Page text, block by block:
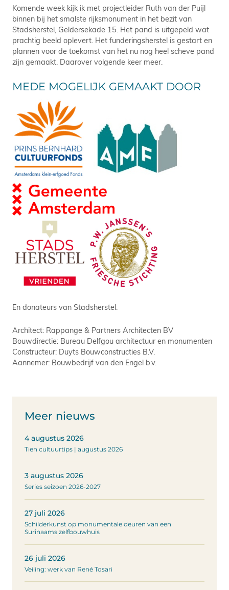
Komende week kijk ik met projectleider Ruth van der Puijl
binnen bij het smalste rijksmonument in het bezit van
Stadsherstel, Geldersekade 15. Het pand is uitgepeld wat
prachtig beeld oplevert. Het funderingsherstel is gestart en
plannen voor de toekomst van het nu nog heel scheve pand
zijn gemaakt. Daarover volgende keer meer.
MEDE MOGELIJK GEMAAKT DOOR
En donateurs van Stadsherstel.
Architect: Rappange & Partners Architecten BV
Bouwdirectie: Bureau Delfgou architectuur en monumenten
Constructeur: Duyts Bouwconstructies B.V.
Aannemer: Bouwbedrijf van den Engel b.v.
Meer nieuws
4 augustus 2026
Tien cultuurtips | augustus 2026
3 augustus 2026
Series seizoen 2026-2027
27 juli 2026
Schilderkunst op monumentale deuren van een
Surinaams zelfbouwhuis
26 juli 2026
Veiling: werk van René Tosari